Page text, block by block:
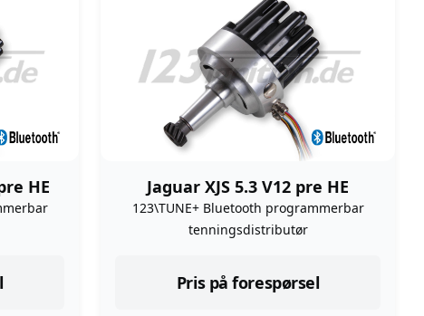
HE Jaguar XJS 5.3 V12 pre HE
123\TUNE+ Bluetooth programmerbar
tenningsdistributør
Pris på forespørsel